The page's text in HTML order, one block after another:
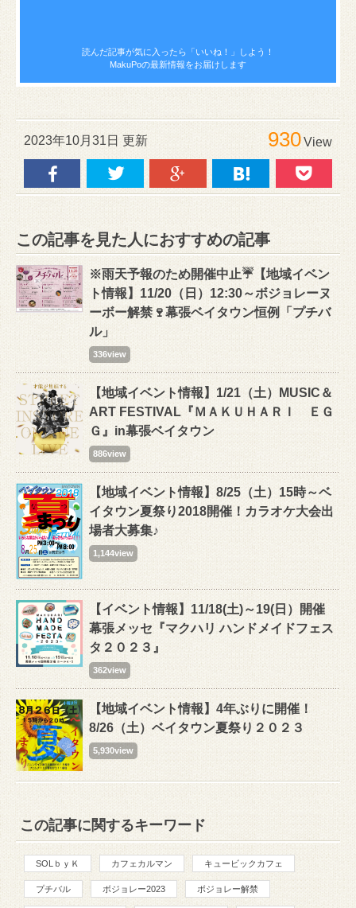
読んだ記事が気に入ったら 「いいね！」しよう！
MakuPoの最新情報をお届けします
2023年10月31日 更新 930View
この記事を見た人におすすめの記事
※雨天予報のため開催中止☔【地域イベン
ト情報】11/20（日）12:30～ボジョレーヌ
ーボー解禁🍷幕張ベイタウン恒例「プチバ
ル」
336view
【地域イベント情報】1/21（土）MUSIC＆
ART FESTIVAL『ＭＡＫＵＨＡＲＩ ＥＧ
Ｇ』in幕張ベイタウン
886view
【地域イベント情報】8/25（土）15時～ベ
イタウン夏祭り2018開催！カラオケ大会出
場者大募集♪
1,144view
【イベント情報】11/18(土)～19(日）開催
幕張メッセ『マクハリ ハンドメイドフェス
タ２０２３』
362view
【地域イベント情報】4年ぶりに開催！
8/26（土）ベイタウン夏祭り２０２３
5,930view
この記事に関するキーワード
SOLｂｙＫ カフェカルマン キュービックカフェ
プチバル ボジョレー2023 ボジョレー解禁